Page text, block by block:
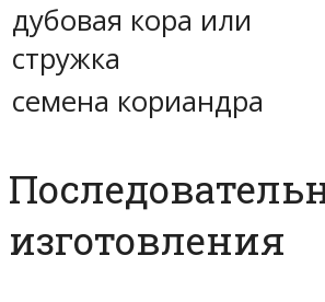
дубовая кора или
стружка
семена кориандра
изготовления